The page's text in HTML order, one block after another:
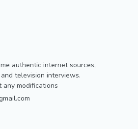
authentic internet sources,
television interviews.
modifications